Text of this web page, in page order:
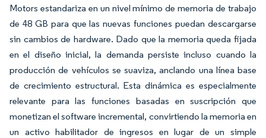
Motors estandariza en un nivel mínimo de memoria de trabajo
de 48 GB para que las nuevas funciones puedan descargarse
sin cambios de hardware. Dado que la memoria queda fijada
en el diseño inicial, la demanda persiste incluso cuando la
producción de vehículos se suaviza, anclando una línea base
de crecimiento estructural. Esta dinámica es especialmente
relevante para las funciones basadas en suscripción que
monetizan el software incremental, convirtiendo la memoria en
un activo habilitador de ingresos en lugar de un simple